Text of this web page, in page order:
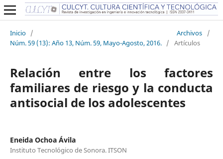
Inicio / Archivos
/
Núm. 59 (13): Año 13, Núm. 59, Mayo-Agosto, 2016. / Artículos
Relación entre los factores
familiares de riesgo y la conducta
antisocial de los adolescentes
Eneida Ochoa Ávila
Instituto Tecnológico de Sonora. ITSON